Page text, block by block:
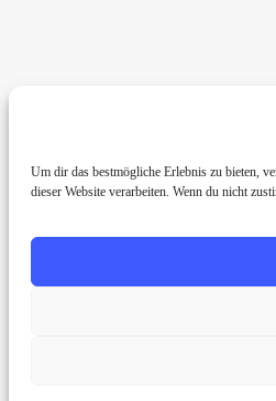
Um dir das bestmögliche Erlebnis zu bieten,
dieser Website verarbeiten. Wenn du nicht